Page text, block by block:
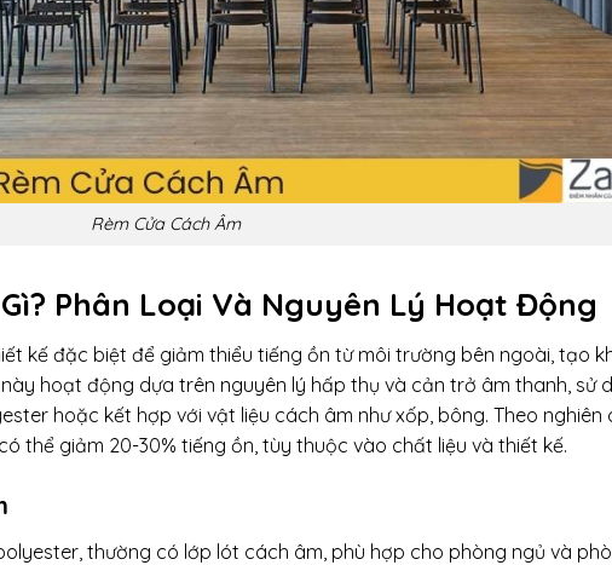
Rèm Cửa Cách Âm
Phân Loại Và Nguyên Lý Hoạt Động
kế đặc biệt để giảm thiểu tiếng ồn từ môi trường bên ngoài, tạo
hoạt động dựa trên nguyên lý hấp thụ và cản trở âm thanh, sử
hoặc kết hợp với vật liệu cách âm như xốp, bông. Theo nghiên
thể giảm 20-30% tiếng ồn, tùy thuộc vào chất liệu và thiết kế.
thường có lớp lót cách âm, phù hợp cho phòng ngủ và